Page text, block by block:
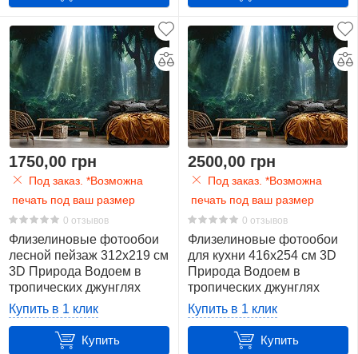
черный
23
1750,00 грн
Под заказ. *Возможна
печать под ваш размер
0 отзывов
Флизелиновые фотообои
лесной пейзаж 312x219 см
3D Природа Водоем в
тропических джунглях
(14556VEXXL)+клей
Купить в 1 клик
Купить
2500,00 грн
Под заказ. *Возможна
печать под ваш размер
0 отзывов
Флизелиновые фотообои
для кухни 416x254 см 3D
Природа Водоем в
тропических джунглях
(14556VEXXXL)+клей
Купить в 1 клик
Купить